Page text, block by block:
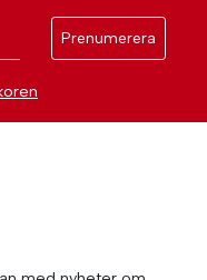
Prenumerera